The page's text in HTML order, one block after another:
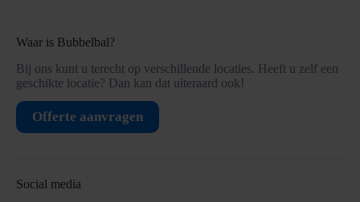
Waar is Bubbelbal?
Bij ons kunt u terecht op verschillende locaties. Heeft u zelf een
geschikte locatie? Dan kan dat uiteraard ook!
Offerte aanvragen
Social media